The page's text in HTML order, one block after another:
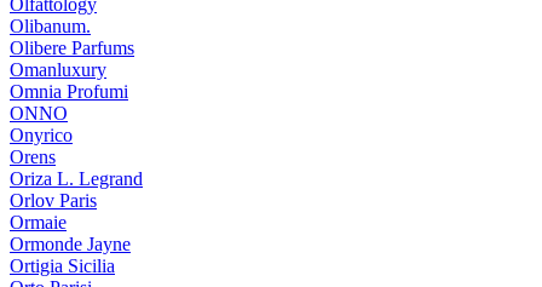
Olfattology
Olibanum.
Olibere Parfums
Omanluxury
Omnia Profumi
ONNO
Onyrico
Orens
Oriza L. Legrand
Orlov Paris
Ormaie
Ormonde Jayne
Ortigia Sicilia